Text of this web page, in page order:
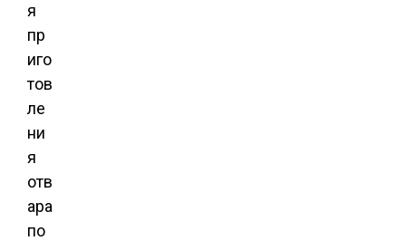
я
пр
иго
тов
ле
ни
я
отв
ара
по